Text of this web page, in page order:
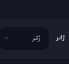
ژانر ژانر